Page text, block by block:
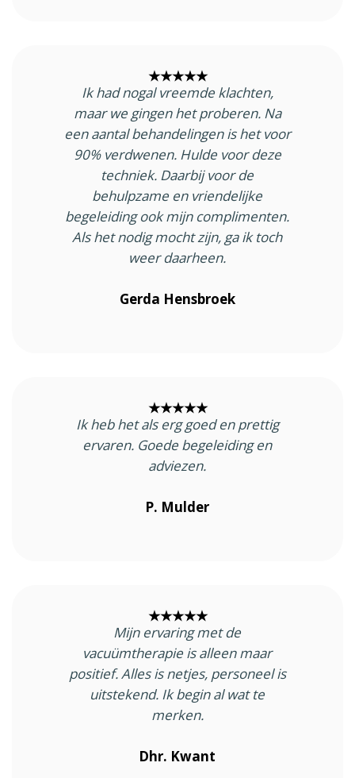
★★★★★
Ik had nogal vreemde klachten,
maar we gingen het proberen. Na
een aantal behandelingen is het voor
90% verdwenen. Hulde voor deze
techniek. Daarbij voor de
behulpzame en vriendelijke
begeleiding ook mijn complimenten.
Als het nodig mocht zijn, ga ik toch
weer daarheen.
Gerda Hensbroek
★★★★★
Ik heb het als erg goed en prettig
ervaren. Goede begeleiding en
adviezen.
P. Mulder
★★★★★
Mijn ervaring met de
vacuümtherapie is alleen maar
positief. Alles is netjes, personeel is
uitstekend. Ik begin al wat te
merken.
Dhr. Kwant